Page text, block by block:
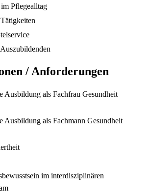
Schweiz: Anerkennung &
Pflegealltag
/ Anforderungen
Ausbildung als Fachfrau Gesundheit
Ausbildung als Fachmann Gesundheit
im interdisziplinären